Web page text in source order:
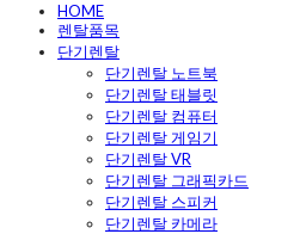
HOME
렌탈품목
단기렌탈
단기렌탈 노트북
단기렌탈 태블릿
단기렌탈 컴퓨터
단기렌탈 게임기
단기렌탈 VR
단기렌탈 그래픽카드
단기렌탈 스피커
단기렌탈 카메라